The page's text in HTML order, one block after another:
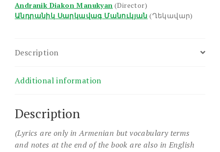
Andranik Diakon Manukyan (Director)
Անդրանիկ Սարկավագ Մանուկյան (Ղեկավար)
Description
Additional information
Description
(Lyrics are only in Armenian but vocabulary terms
and notes at the end of the book are also in English